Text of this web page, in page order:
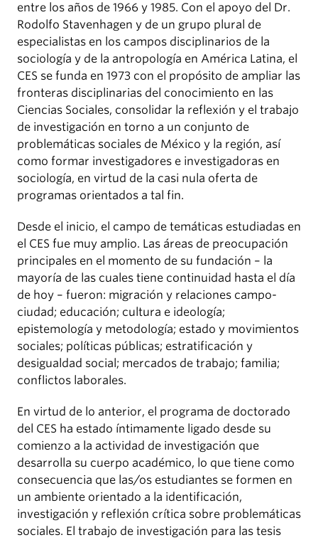
entre los años de 1966 y 1985. Con el apoyo del Dr.
Rodolfo Stavenhagen y de un grupo plural de
especialistas en los campos disciplinarios de la
sociología y de la antropología en América Latina, el
CES se funda en 1973 con el propósito de ampliar las
fronteras disciplinarias del conocimiento en las
Ciencias Sociales, consolidar la reflexión y el trabajo
de investigación en torno a un conjunto de
problemáticas sociales de México y la región, así
como formar investigadores e investigadoras en
sociología, en virtud de la casi nula oferta de
programas orientados a tal fin.
Desde el inicio, el campo de temáticas estudiadas en
el CES fue muy amplio. Las áreas de preocupación
principales en el momento de su fundación – la
mayoría de las cuales tiene continuidad hasta el día
de hoy – fueron: migración y relaciones campo-
ciudad; educación; cultura e ideología;
epistemología y metodología; estado y movimientos
sociales; políticas públicas; estratificación y
desigualdad social; mercados de trabajo; familia;
conflictos laborales.
En virtud de lo anterior, el programa de doctorado
del CES ha estado íntimamente ligado desde su
comienzo a la actividad de investigación que
desarrolla su cuerpo académico, lo que tiene como
consecuencia que las/os estudiantes se formen en
un ambiente orientado a la identificación,
investigación y reflexión crítica sobre problemáticas
sociales. El trabajo de investigación para las tesis